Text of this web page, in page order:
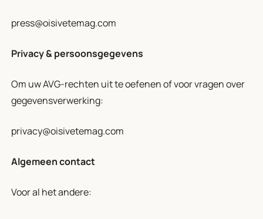
press@oisivetemag.com
Privacy & persoonsgegevens
Om uw AVG-rechten uit te oefenen of voor vragen over
gegevensverwerking:
privacy@oisivetemag.com
Algemeen contact
Voor al het andere: